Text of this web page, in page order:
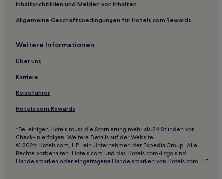
Inhaltsrichtlinien und Melden von Inhalten
Allgemeine Geschäftsbedingungen für Hotels.com Rewards
Weitere Informationen
Über uns
Karriere
Reiseführer
Hotels.com Rewards
*Bei einigen Hotels muss die Stornierung mehr als 24 Stunden vor
Check-in erfolgen. Weitere Details auf der Website.
© 2026 Hotels.com, L.P., ein Unternehmen der Expedia Group. Alle
Rechte vorbehalten. Hotels.com und das Hotels.com-Logo sind
Handelsmarken oder eingetragene Handelsmarken von Hotels.com, L.P.